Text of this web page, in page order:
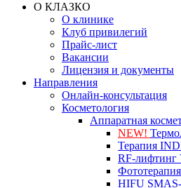
О КЛАЗКО
О клинике
Клуб привилегий
Прайс-лист
Вакансии
Лицензия и документы
Направления
Онлайн-консультация
Косметология
Аппаратная
NEW!
Терапия
RF-лифтинг
HIFU